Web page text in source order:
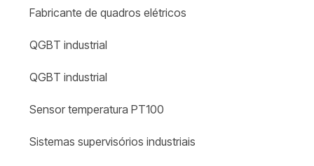
Fabricante de quadros elétricos
QGBT industrial
QGBT industrial
Sensor temperatura PT100
Sistemas supervisórios industriais